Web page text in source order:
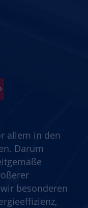
allem in den
Darum
besonderen